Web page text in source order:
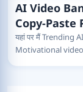
AI Video
Copy-Paste
यहां पर मैं Trending
Motivational